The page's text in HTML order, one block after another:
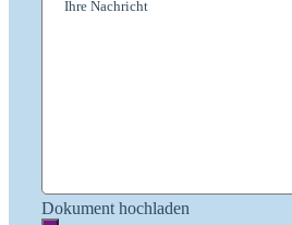
Dokument hochladen